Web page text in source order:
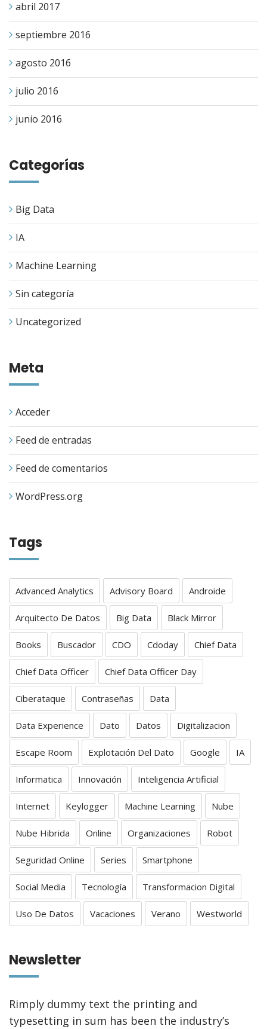
abril 2017
septiembre 2016
agosto 2016
julio 2016
junio 2016
Categorías
Big Data
IA
Machine Learning
Sin categoría
Uncategorized
Meta
Acceder
Feed de entradas
Feed de comentarios
WordPress.org
Tags
Advanced Analytics Advisory Board Androide
Arquitecto De Datos Big Data Black Mirror
Books Buscador CDO Cdoday Chief Data
Chief Data Officer Chief Data Officer Day
Ciberataque Contraseñas Data
Data Experience Dato Datos Digitalizacion
Escape Room Explotación Del Dato Google IA
Informatica Innovación Inteligencia Artificial
Internet Keylogger Machine Learning Nube
Nube Hibrida Online Organizaciones Robot
Seguridad Online Series Smartphone
Social Media Tecnología Transformacion Digital
Uso De Datos Vacaciones Verano Westworld
Newsletter
Rimply dummy text the printing and
typesetting in sum has been the industry’s